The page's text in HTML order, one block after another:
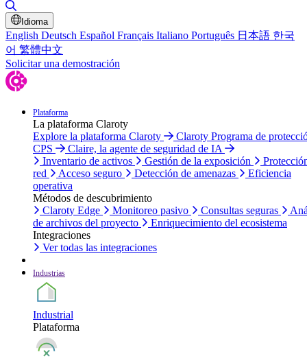
Idioma
English Deutsch Español Français Italiano Português 日本語 한국
어 繁體中文
Solicitar una demostración
Plataforma
La plataforma Claroty
Explore la plataforma Claroty
Claroty Programa de
CPS
Claire, la agente de seguridad de IA
Inventario de activos
Gestión de la exposición
red
Acceso seguro Detección de amenazas
Eficiencia
operativa
Métodos de descubrimiento
Claroty Edge
Monitoreo pasivo Consultas seguras
de archivos del proyecto
Enriquecimiento del ecosistema
Integraciones
Ver todas las integraciones
Industrias
Industrial
Plataforma